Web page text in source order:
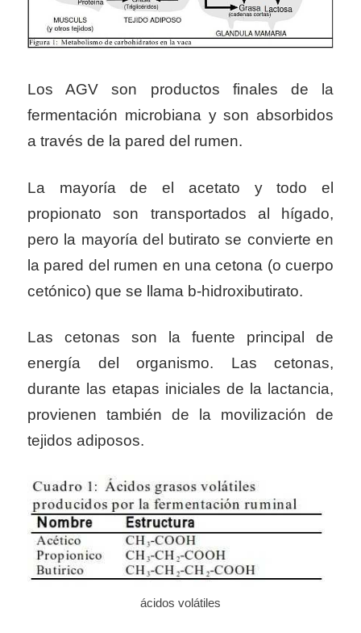
Los AGV son productos finales de la
fermentación microbiana y son absorbidos
a través de la pared del rumen.
La mayoría de el acetato y todo el
propionato son transportados al hígado,
pero la mayoría del butirato se convierte en
la pared del rumen en una cetona (o cuerpo
cetónico) que se llama b-hidroxibutirato.
Las cetonas son la fuente principal de
energía del organismo. Las cetonas,
durante las etapas iniciales de la lactancia,
provienen también de la movilización de
tejidos adiposos.
ácidos volátiles